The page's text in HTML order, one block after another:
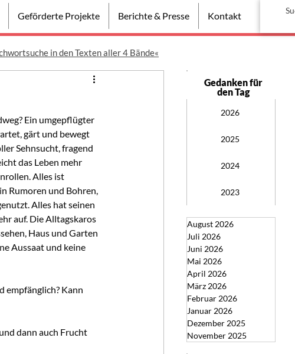
Geförderte Projekte Berichte & Presse Kontakt
Ein umgepflügter
gärt und bewegt
Sehnsucht, fragend
das Leben mehr
Alles ist
Rumoren und Bohren,
Alles hat seinen
auf. Die Alltagskaros
Haus und Garten
Aussaat und keine
empfänglich? Kann
dann auch Frucht
Gedanken für
den Tag
2026
2025
2024
2023
August 2026
Juli 2026
Juni 2026
Mai 2026
April 2026
März 2026
Februar 2026
Januar 2026
Dezember 2025
November 2025
in den Texten aller 4 Bände«